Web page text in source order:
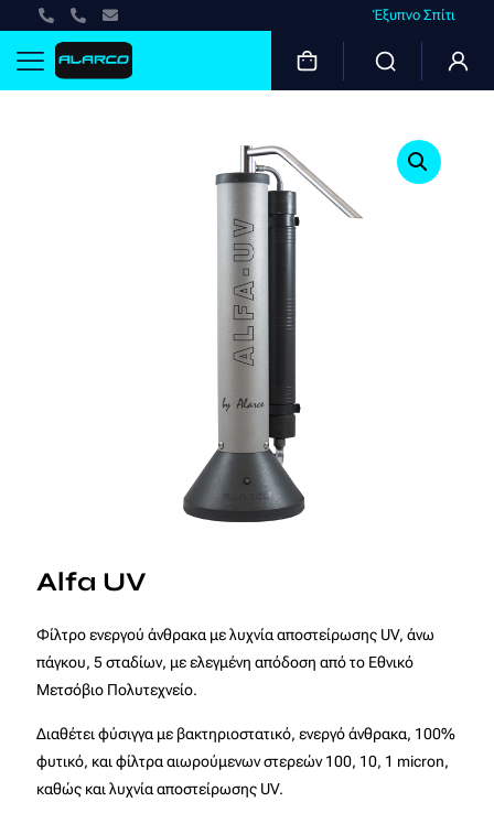
Έξυπνο Σπίτι
Alfa UV
Φίλτρο ενεργού άνθρακα με λυχνία αποστείρωσης UV, άνω
πάγκου, 5 σταδίων, με ελεγμένη απόδοση από το Εθνικό
Μετσόβιο Πολυτεχνείο.
Διαθέτει φύσιγγα με βακτηριοστατικό, ενεργό άνθρακα, 100%
φυτικό, και φίλτρα αιωρούμενων στερεών 100, 10, 1 micron,
καθώς και λυχνία αποστείρωσης UV.